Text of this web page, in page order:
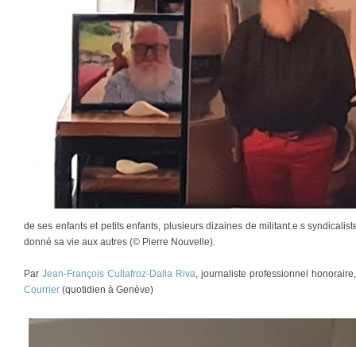
de ses enfants et petits enfants, plusieurs dizaines de militant.e.s
donné sa vie aux autres (© Pierre Nouvelle).
Par Jean-François Cullafroz-Dalla Riva, journaliste professionnel
Courrier (quotidien à Genève)